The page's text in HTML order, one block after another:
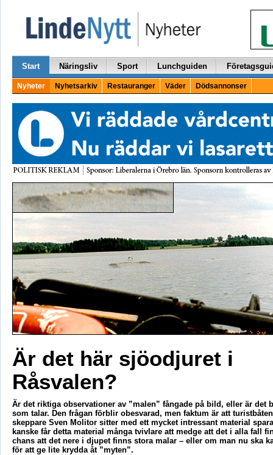
Start Näringsliv Sport Lunchguiden
Nyheter Nyhetsarkiv Restauranger Väder Dödsannonser
Är det här sjöodjuret i
Råsvalen?
Är det riktiga observationer av ”malen” fångade på bild, eller är det
som talar. Den frågan förblir obesvarad, men faktum är att
skeppare Sven Molitor sitter med ett mycket intressant material
kanske får detta material många tvivlare att medge att det i alla fall
chans att det nere i djupet finns stora malar – eller om man nu ska
för att ge lite krydda åt ”myten”.